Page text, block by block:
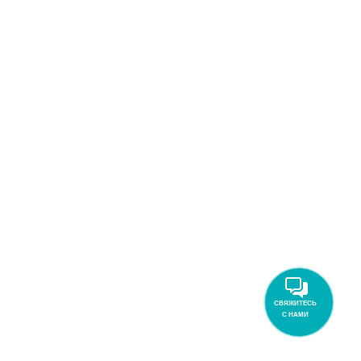
СВЯЖИТЕСЬ
С НАМИ